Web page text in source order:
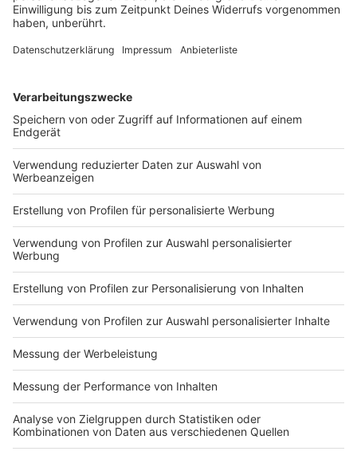
möglicherweise nicht dabei, Veranstaltungen
abzusagen.
Nicht nur Zahl der Neu-Infektionen pro
Woche pro 100.000 im Fokus
Anzeige
Menschen, die sich jetzt mit dem Corona-Virus
anstecken, werden kranker als in den letzten Wochen.
Das zeigen die neuesten Fälle. Mitarbeitern des
Kreises Steinfurt geht es jetzt vor allem darum, dass
die Inzidenz-Zahl nicht weiter steigt. Es ist wieder
mehr Disziplin gefragt. So ein Virus verzeiht keine
Fehler.
Anzeige